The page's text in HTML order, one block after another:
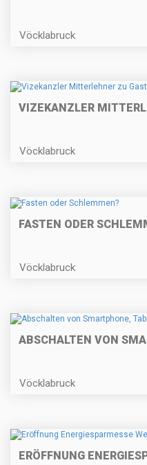
Vöcklabruck
VIZEKANZLER
Vöcklabruck
FASTEN ODER
Vöcklabruck
ABSCHALTEN VON
Vöcklabruck
ERÖFFNUNG